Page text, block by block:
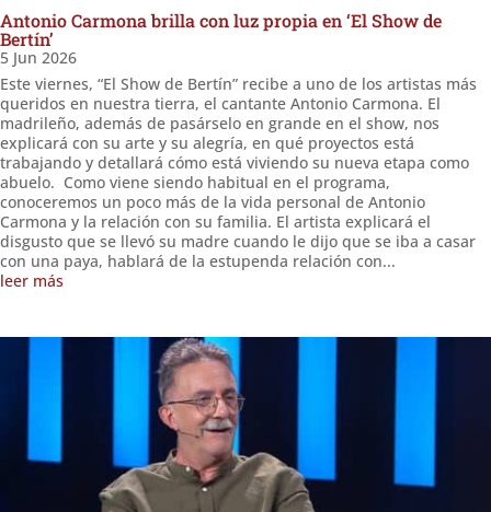
Antonio Carmona brilla con luz propia en ‘El Show de
Bertín’
5 Jun 2026
Este viernes, “El Show de Bertín” recibe a uno de los artistas más
queridos en nuestra tierra, el cantante Antonio Carmona. El
madrileño, además de pasárselo en grande en el show, nos
explicará con su arte y su alegría, en qué proyectos está
trabajando y detallará cómo está viviendo su nueva etapa como
abuelo. Como viene siendo habitual en el programa,
conoceremos un poco más de la vida personal de Antonio
Carmona y la relación con su familia. El artista explicará el
disgusto que se llevó su madre cuando le dijo que se iba a casar
con una paya, hablará de la estupenda relación con...
leer más